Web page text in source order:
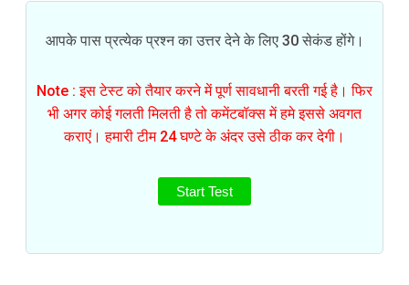
आपके पास प्रत्येक प्रश्न का उत्तर देने के लिए 30 सेकंड होंगे।
Note : इस टेस्ट को तैयार करने में पूर्ण सावधानी बरती गई है। फिर
भी अगर कोई गलती मिलती है तो कमेंटबॉक्स में हमे इससे अवगत
कराएं। हमारी टीम 24 घण्टे के अंदर उसे ठीक कर देगी।
Start Test